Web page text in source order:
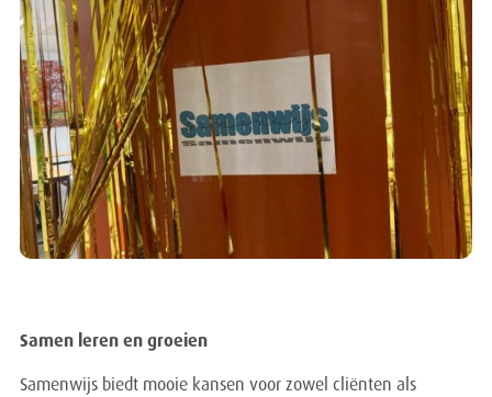
Samen leren en groeien
Samenwijs biedt mooie kansen voor zowel cliënten als